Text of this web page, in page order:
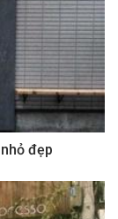
đẹp